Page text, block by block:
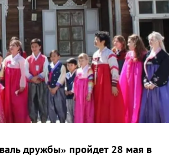
дружбы» пройдет 28 мая в